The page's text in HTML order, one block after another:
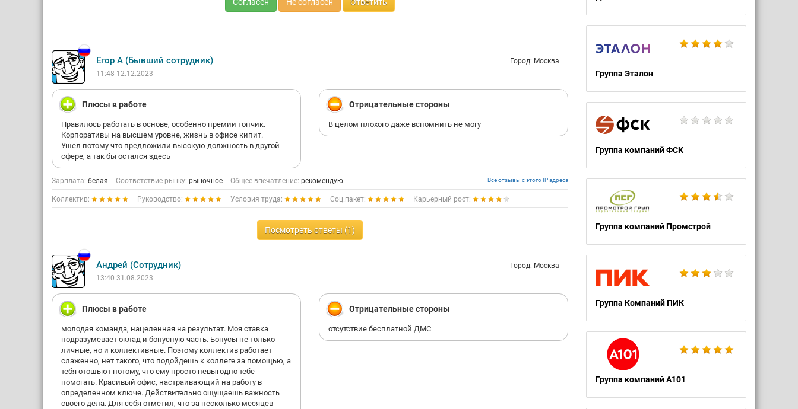
Группа Эталон
Группа компаний ФСК
Группа компаний Промстрой
Группа Компаний ПИК
Группа компаний A101
Егор А (Бывший сотрудник)
Город: Москва
11:48 12.12.2023
Плюсы в работе
Нравилось работать в основе, особенно премии топчик.
Корпоративы на высшем уровне, жизнь в офисе кипит.
Ушел потому что предложили высокую должность в другой
сфере, а так бы остался здесь
Отрицательные стороны
В целом плохого даже вспомнить не могу
Зарплата: белая Соответствие рынку: рыночное Общее впечатление: рекомендую Все отзывы с этого IP адреса
Коллектив: Руководство: Условия труда: Соц.пакет: Карьерный рост:
Посмотреть ответы (1)
Андрей (Сотрудник)
Город: Москва
13:40 31.08.2023
Плюсы в работе
молодая команда, нацеленная на результат. Моя ставка
подразумевает оклад и бонусную часть. Бонусы не только
личные, но и коллективные. Поэтому коллектив работает
слаженно, нет такого, что подойдешь к коллеге за помощью, а
тебя отошьют потому, что ему просто невыгодно тебе
помогать. Красивый офис, настраивающий на работу в
определенном ключе. Действительно ощущаешь важность
своего дела. Для себя отметил, что за несколько месяцев
Отрицательные стороны
отсутствие бесплатной ДМС